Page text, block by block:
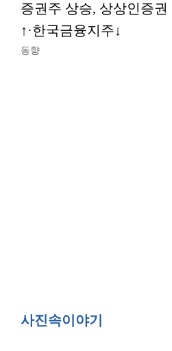
증권주 상승, 상상인증권
↑·한국금융지주↓
동향
사진속이야기